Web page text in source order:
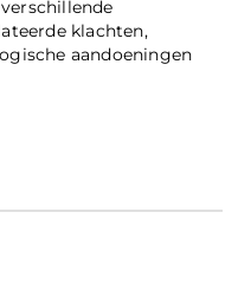
klachten,
aandoeningen